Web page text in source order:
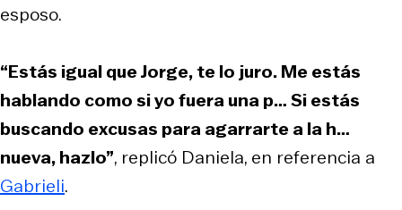
esposo.
“Estás igual que Jorge, te lo juro. Me estás
hablando como si yo fuera una p… Si estás
buscando excusas para agarrarte a la h…
nueva, hazlo”, replicó Daniela, en referencia a
Gabrieli.